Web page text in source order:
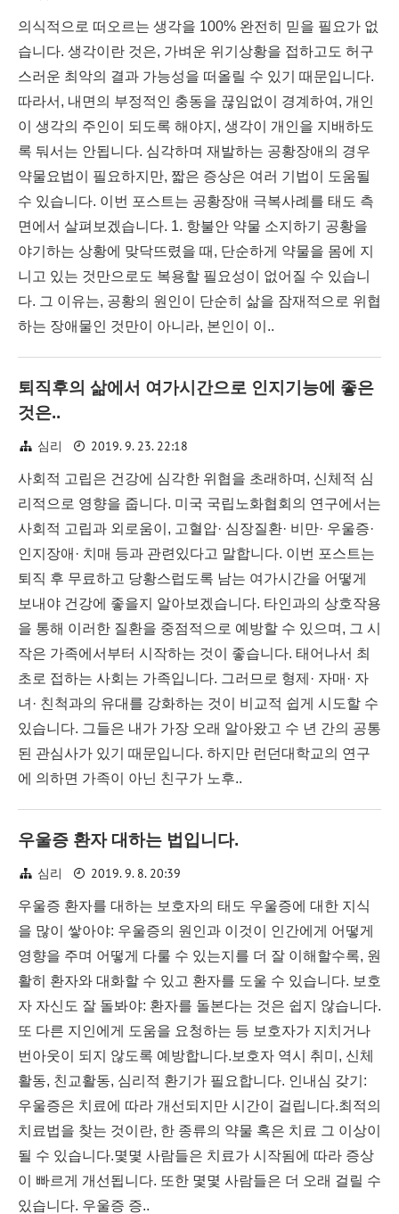
의식적으로 떠오르는 생각을 100% 완전히 믿을 필요가 없
습니다. 생각이란 것은, 가벼운 위기상황을 접하고도 허구
스러운 최악의 결과 가능성을 떠올릴 수 있기 때문입니다.
따라서, 내면의 부정적인 충동을 끊임없이 경계하여, 개인
이 생각의 주인이 되도록 해야지, 생각이 개인을 지배하도
록 둬서는 안됩니다. 심각하며 재발하는 공황장애의 경우
약물요법이 필요하지만, 짧은 증상은 여러 기법이 도움될
수 있습니다. 이번 포스트는 공황장애 극복사례를 태도 측
면에서 살펴보겠습니다. 1. 항불안 약물 소지하기 공황을
야기하는 상황에 맞닥뜨렸을 때, 단순하게 약물을 몸에 지
니고 있는 것만으로도 복용할 필요성이 없어질 수 있습니
다. 그 이유는, 공황의 원인이 단순히 삶을 잠재적으로 위협
하는 장애물인 것만이 아니라, 본인이 이..
퇴직후의 삶에서 여가시간으로 인지기능에 좋은
것은..
심리 2019. 9. 23. 22:18
사회적 고립은 건강에 심각한 위협을 초래하며, 신체적 심
리적으로 영향을 줍니다. 미국 국립노화협회의 연구에서는
사회적 고립과 외로움이, 고혈압· 심장질환· 비만· 우울증·
인지장애· 치매 등과 관련있다고 말합니다. 이번 포스트는
퇴직 후 무료하고 당황스럽도록 남는 여가시간을 어떻게
보내야 건강에 좋을지 알아보겠습니다. 타인과의 상호작용
을 통해 이러한 질환을 중점적으로 예방할 수 있으며, 그 시
작은 가족에서부터 시작하는 것이 좋습니다. 태어나서 최
초로 접하는 사회는 가족입니다. 그러므로 형제· 자매· 자
녀· 친척과의 유대를 강화하는 것이 비교적 쉽게 시도할 수
있습니다. 그들은 내가 가장 오래 알아왔고 수 년 간의 공통
된 관심사가 있기 때문입니다. 하지만 런던대학교의 연구
에 의하면 가족이 아닌 친구가 노후..
우울증 환자 대하는 법입니다.
심리 2019. 9. 8. 20:39
우울증 환자를 대하는 보호자의 태도 우울증에 대한 지식
을 많이 쌓아야: 우울증의 원인과 이것이 인간에게 어떻게
영향을 주며 어떻게 다룰 수 있는지를 더 잘 이해할수록, 원
활히 환자와 대화할 수 있고 환자를 도울 수 있습니다. 보호
자 자신도 잘 돌봐야: 환자를 돌본다는 것은 쉽지 않습니다.
또 다른 지인에게 도움을 요청하는 등 보호자가 지치거나
번아웃이 되지 않도록 예방합니다.보호자 역시 취미, 신체
활동, 친교활동, 심리적 환기가 필요합니다. 인내심 갖기:
우울증은 치료에 따라 개선되지만 시간이 걸립니다.최적의
치료법을 찾는 것이란, 한 종류의 약물 혹은 치료 그 이상이
될 수 있습니다.몇몇 사람들은 치료가 시작됨에 따라 증상
이 빠르게 개선됩니다. 또한 몇몇 사람들은 더 오래 걸릴 수
있습니다. 우울증 증..